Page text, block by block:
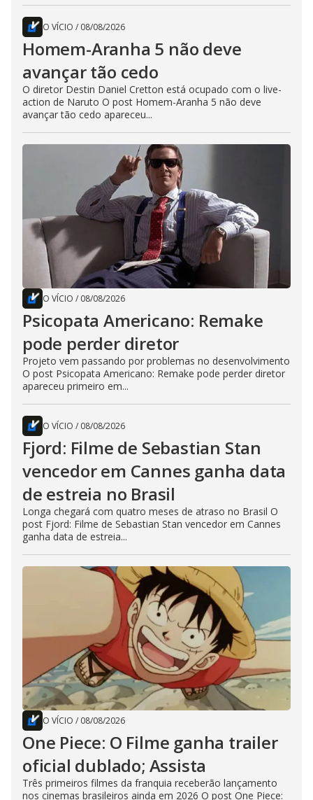
O VÍCIO / 08/08/2026
Homem-Aranha 5 não deve
avançar tão cedo
O diretor Destin Daniel Cretton está ocupado com o live-
action de Naruto O post Homem-Aranha 5 não deve
avançar tão cedo apareceu...
O VÍCIO / 08/08/2026
Psicopata Americano: Remake
pode perder diretor
Projeto vem passando por problemas no desenvolvimento
O post Psicopata Americano: Remake pode perder diretor
apareceu primeiro em...
O VÍCIO / 08/08/2026
Fjord: Filme de Sebastian Stan
vencedor em Cannes ganha data
de estreia no Brasil
Longa chegará com quatro meses de atraso no Brasil O
post Fjord: Filme de Sebastian Stan vencedor em Cannes
ganha data de estreia...
O VÍCIO / 08/08/2026
One Piece: O Filme ganha trailer
oficial dublado; Assista
Três primeiros filmes da franquia receberão lançamento
nos cinemas brasileiros ainda em 2026 O post One Piece: